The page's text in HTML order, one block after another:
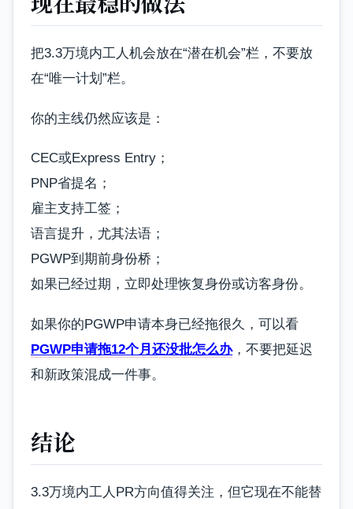
把3.3万境内工人机会放在“潜在机会”栏，不要放
在“唯一计划”栏。
你的主线仍然应该是：
CEC或Express Entry；
PNP省提名；
雇主支持工签；
语言提升，尤其法语；
PGWP到期前身份桥；
如果已经过期，立即处理恢复身份或访客身份。
如果你的PGWP申请本身已经拖很久，可以看
PGWP申请拖12个月还没批怎么办，不要把延迟
和新政策混成一件事。
结论
3.3万境内工人PR方向值得关注，但它现在不能替